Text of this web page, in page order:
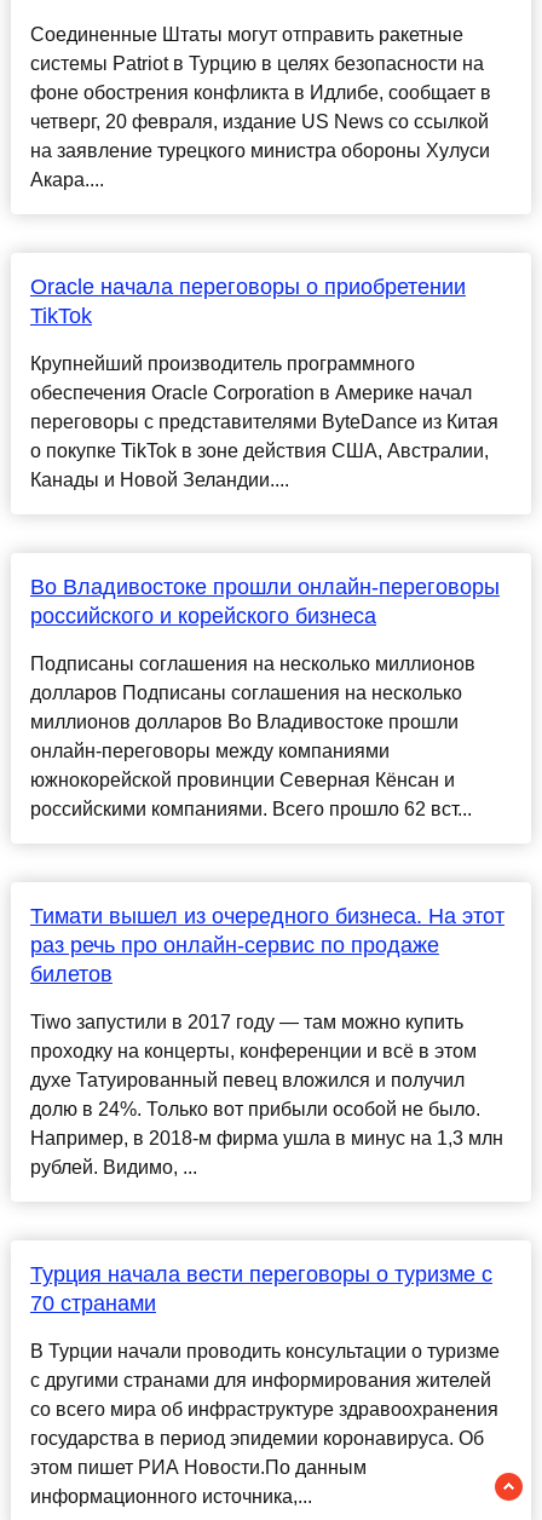
Соединенные Штаты могут отправить ракетные
системы Patriot в Турцию в целях безопасности на
фоне обострения конфликта в Идлибе, сообщает в
четверг, 20 февраля, издание US News со ссылкой
на заявление турецкого министра обороны Хулуси
Акара....
Oracle начала переговоры о приобретении
TikTok
Крупнейший производитель программного
обеспечения Oracle Corporation в Америке начал
переговоры с представителями ByteDance из Китая
о покупке TikTok в зоне действия США, Австралии,
Канады и Новой Зеландии....
Во Владивостоке прошли онлайн-переговоры
российского и корейского бизнеса
Подписаны соглашения на несколько миллионов
долларов Подписаны соглашения на несколько
миллионов долларов Во Владивостоке прошли
онлайн-переговоры между компаниями
южнокорейской провинции Северная Кёнсан и
российскими компаниями. Всего прошло 62 вст...
Тимати вышел из очередного бизнеса. На этот
раз речь про онлайн-сервис по продаже
билетов
Tiwo запустили в 2017 году — там можно купить
проходку на концерты, конференции и всё в этом
духе Татуированный певец вложился и получил
долю в 24%. Только вот прибыли особой не было.
Например, в 2018-м фирма ушла в минус на 1,3 млн
рублей. Видимо, ...
Турция начала вести переговоры о туризме с
70 странами
В Турции начали проводить консультации о туризме
с другими странами для информирования жителей
со всего мира об инфраструктуре здравоохранения
государства в период эпидемии коронавируса. Об
этом пишет РИА Новости.По данным
информационного источника,...